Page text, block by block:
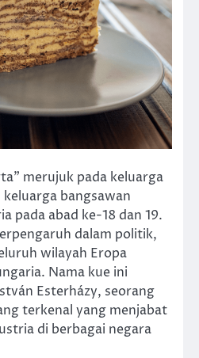
merujuk pada keluarga
bangsawan
pada abad ke-18 dan 19.
dalam politik,
wilayah Eropa
Nama kue ini
Esterházy, seorang
terkenal yang menjabat
di berbagai negara